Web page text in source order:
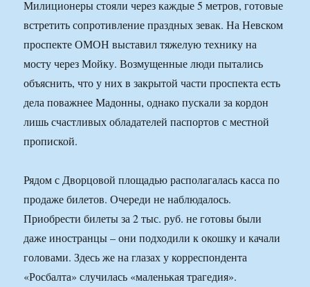
Милиционеры стояли через каждые 5 метров, готовые
встретить сопротивление праздных зевак. На Невском
проспекте ОМОН выставил тяжелую технику на
мосту через Мойку. Возмущенные люди пытались
объяснить, что у них в закрытой части проспекта есть
дела поважнее Мадонны, однако пускали за кордон
лишь счастливых обладателей паспортов с местной
пропиской.
Рядом с Дворцовой площадью располагалась касса по
продаже билетов. Очереди не наблюдалось.
Приобрести билеты за 2 тыс. руб. не готовы были
даже иностранцы – они подходили к окошку и качали
головами. Здесь же на глазах у корреспондента
«Росбалта» случилась «маленькая трагедия».